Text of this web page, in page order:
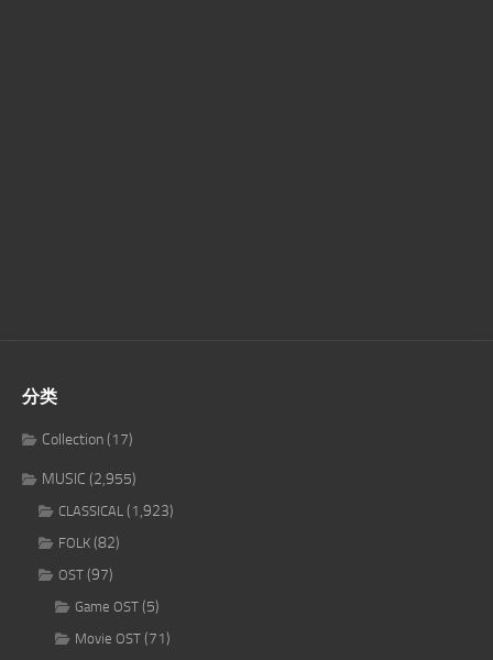
分类
Collection(17)
MUSIC (2,955)
CLASSICAL (1,923)
FOLK (82)
OST (97)
Game OST (5)
Movie OST (71)